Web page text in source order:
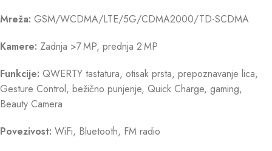
Mreža: GSM/WCDMA/LTE/5G/CDMA2000/TD-SCDMA
Kamere: Zadnja >7 MP, prednja 2 MP
Funkcije: QWERTY tastatura, otisak prsta, prepoznavanje lica,
Gesture Control, bežično punjenje, Quick Charge, gaming,
Beauty Camera
Povezivost: WiFi, Bluetooth, FM radio